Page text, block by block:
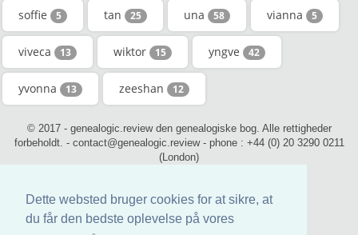
Dette websted bruger cookies for at sikre, at
du får den bedste oplevelse på vores
soffie 5 tan 25 una 58 vianna 5
viveca 13 wiktor 15 yngve 42
yvonna 13 zeeshan 12
© 2017 - genealogic.review den genealogiske bog. Alle rettigheder
forbeholdt. - contact@genealogic.review - phone : +44 (0) 20 3290 0211
(London)